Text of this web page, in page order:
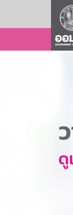
ดู